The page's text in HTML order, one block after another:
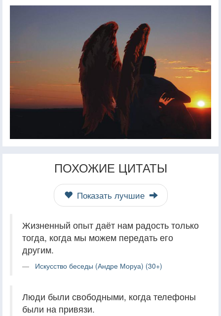
ПОХОЖИЕ ЦИТАТЫ
Показать лучшие
Жизненный опыт даёт нам радость только
тогда, когда мы можем передать его
другим.
Искусство беседы (Андре Моруа) (30+)
Люди были свободными, когда телефоны
были на привязи.